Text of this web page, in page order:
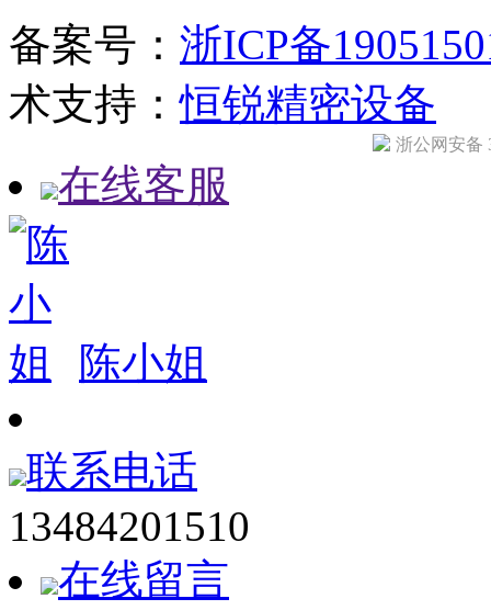
备案号： 浙ICP备
术支持：恒锐精密设备
浙公网安备
在线客服
陈小姐
联系电话
13484201510
在线留言